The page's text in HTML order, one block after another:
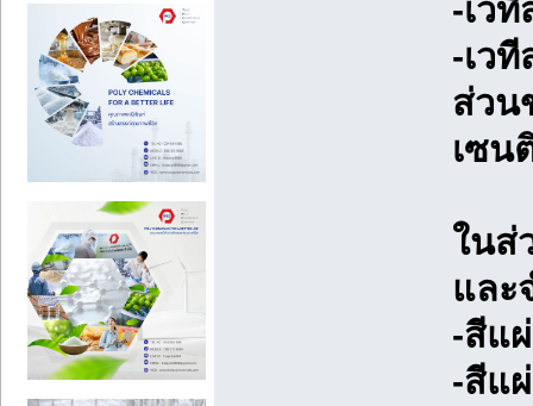
-เว
-เว
ส่วน
เซน
ในส่
และ
-สีแ
-สีแ